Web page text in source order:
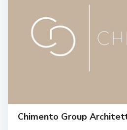
Chimento Group